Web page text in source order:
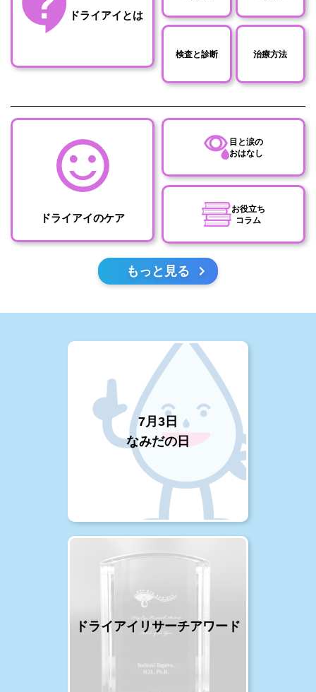
ドライアイとは
検査と診断 治療方法
ドライアイのケア
目と涙の
おはなし
お役立ち
コラム
もっと見る
7月3日
なみだの日
ドライアイリサーチアワード